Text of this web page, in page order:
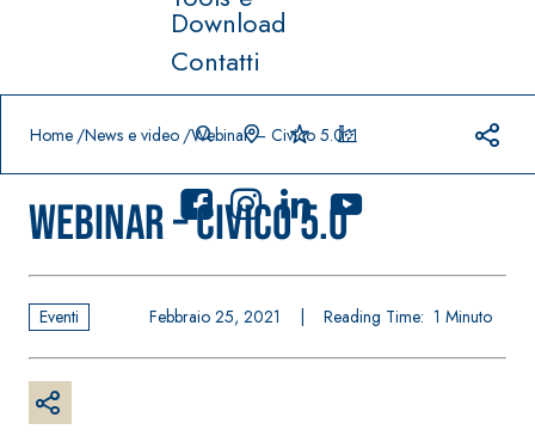
Download
Contatti
Home News e video Webinar – Civico 5.0
Webinar – Civico 5.0
Eventi Febbraio 25, 2021 Reading Time: 1 Minuto
Prodotti in primo piano
Sistema POSA
Sistema
UR